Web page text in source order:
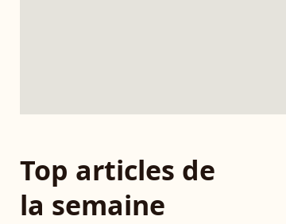
Top articles de
la semaine